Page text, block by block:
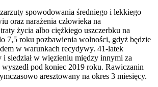
zarzuty spowodowania średniego i lekkiego
oraz narażenia człowieka na
życia albo ciężkiego uszczerbku na
7,5 roku pozbawienia wolności, gdyż będzie
w warunkach recydywy. 41-latek
i siedział w więzieniu między innymi za
pod koniec 2019 roku. Rawiczanin
aresztowany na okres 3 miesięcy.